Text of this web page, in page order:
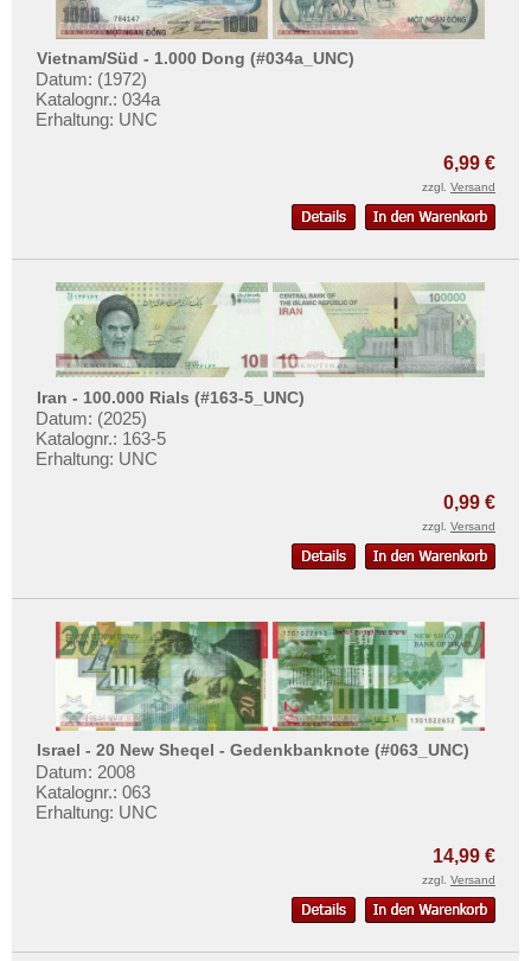
Vietnam/Süd - 1.000 Dong (#034a_UNC)
Datum: (1972)
Katalognr.: 034a
Erhaltung: UNC
6,99 €
zzgl. Versand
Iran - 100.000 Rials (#163-5_UNC)
Datum: (2025)
Katalognr.: 163-5
Erhaltung: UNC
0,99 €
zzgl. Versand
Israel - 20 New Sheqel - Gedenkbanknote (#063_UNC)
Datum: 2008
Katalognr.: 063
Erhaltung: UNC
14,99 €
zzgl. Versand